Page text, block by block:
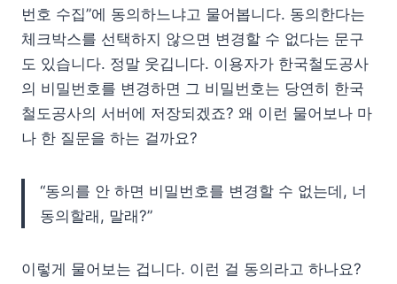
번호 수집”에 동의하느냐고 물어봅니다. 동의한다는
체크박스를 선택하지 않으면 변경할 수 없다는 문구
도 있습니다. 정말 웃깁니다. 이용자가 한국철도공사
의 비밀번호를 변경하면 그 비밀번호는 당연히 한국
철도공사의 서버에 저장되겠죠? 왜 이런 물어보나 마
나 한 질문을 하는 걸까요?
“동의를 안 하면 비밀번호를 변경할 수 없는데, 너
동의할래, 말래?”
이렇게 물어보는 겁니다. 이런 걸 동의라고 하나요?